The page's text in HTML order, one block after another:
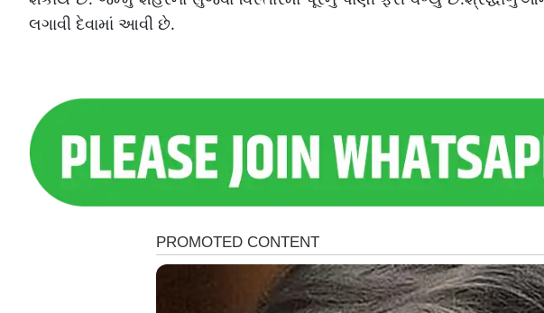
લગાવી દેવામાં આવી છે.